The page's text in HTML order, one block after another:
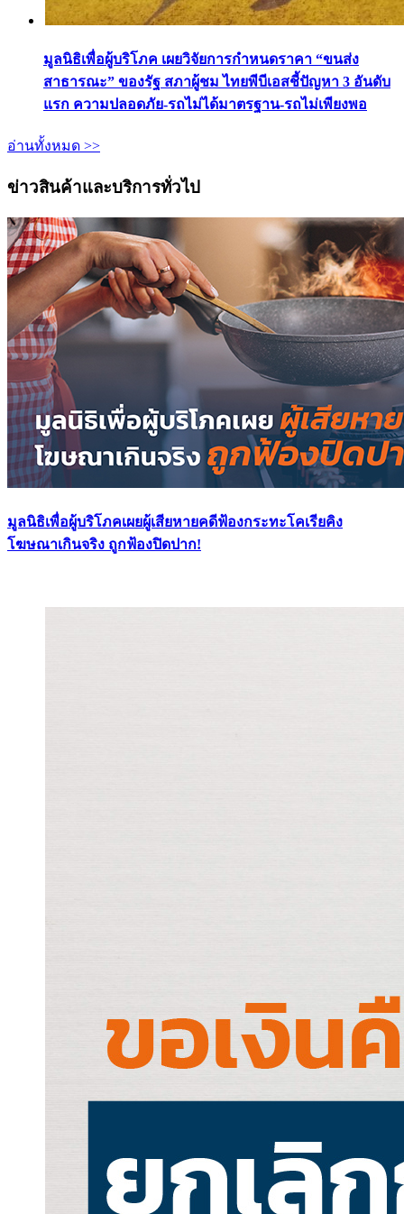
มูลนิธิเพื่อผู้บริโภค เผยวิจัยการกำหนดราคา “ขนส่ง
สาธารณะ” ของรัฐ สภาผู้ชม ไทยพีบีเอสชี้ปัญหา 3 อันดับ
แรก ความปลอดภัย-รถไม่ได้มาตรฐาน-รถไม่เพียงพอ
อ่านทั้งหมด >>
ข่าวสินค้าและบริการทั่วไป
มูลนิธิเพื่อผู้บริโภคเผยผู้เสียหายคดีฟ้องกระทะโคเรียคิง
โฆษณาเกินจริง ถูกฟ้องปิดปาก!